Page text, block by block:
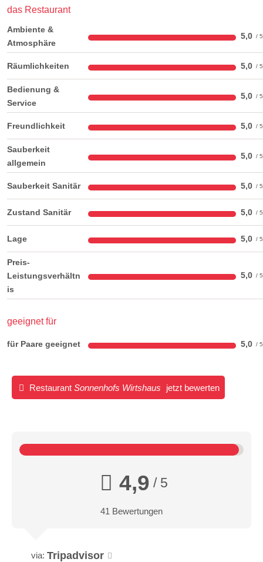
das Restaurant
Ambiente &
Atmosphäre
5,0
Räumlichkeiten 5,0
Bedienung &
Service
5,0
Freundlichkeit 5,0
Sauberkeit
allgemein
5,0
Sauberkeit Sanitär 5,0
Zustand Sanitär 5,0
Lage 5,0
Preis-
Leistungsverhältn
is
5,0
geeignet für
für Paare geeignet 5,0
Restaurant Sonnenhofs Wirtshaus jetzt bewerten
4,9 / 5
41 Bewertungen
via: Tripadvisor